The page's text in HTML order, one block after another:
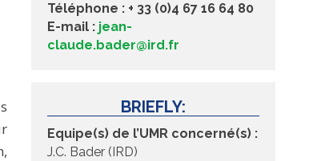
Téléphone : + 33 (0)4 67 16 64 80
E-mail : jean-
claude.bader@ird.fr
BRIEFLY:
Equipe(s) de l’UMR concerné(s) :
J.C. Bader (IRD)